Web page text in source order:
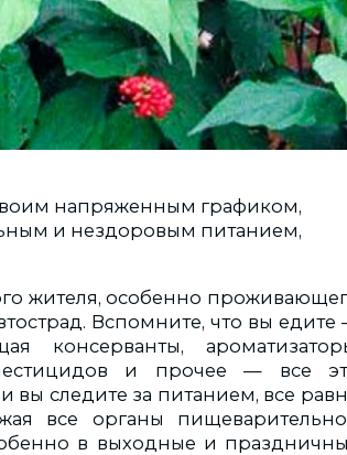
напряженным графиком,
и нездоровым питанием,
жителя, особенно
Вспомните, что вы едите
консерванты,
и прочее — все
вы следите за питанием, все
все органы
в выходные и